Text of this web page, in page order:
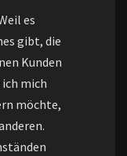
es
gibt, die
Kunden
ich mich
möchte,